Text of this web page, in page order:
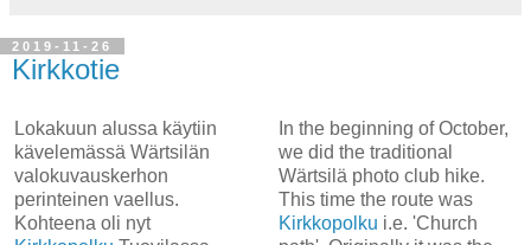
2019-11-26
Kirkkotie
Lokakuun alussa käytiin
kävelemässä Wärtsilän
valokuvauskerhon
perinteinen vaellus.
Kohteena oli nyt
In the beginning of October,
we did the traditional
Wärtsilä photo club hike.
This time the route was
Kirkkopolku i.e. 'Church